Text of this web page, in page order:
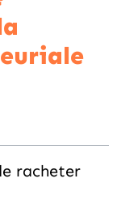
racheter